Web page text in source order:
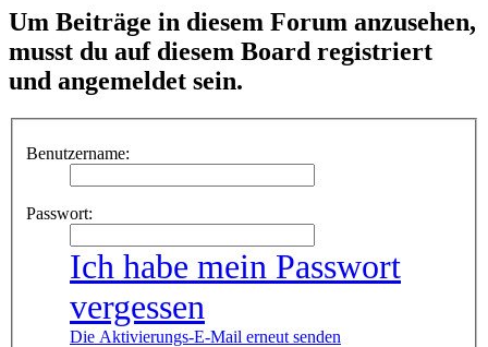
Um Beiträge in diesem Forum anzusehen,
musst du auf diesem Board registriert
und angemeldet sein.
Benutzername:
Passwort:
Ich habe mein Passwort
vergessen
Die Aktivierungs-E-Mail erneut senden